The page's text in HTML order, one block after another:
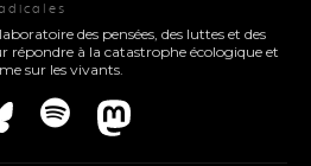
des pensées, des luttes et des
répondre à la catastrophe écologique et
sur les vivants.